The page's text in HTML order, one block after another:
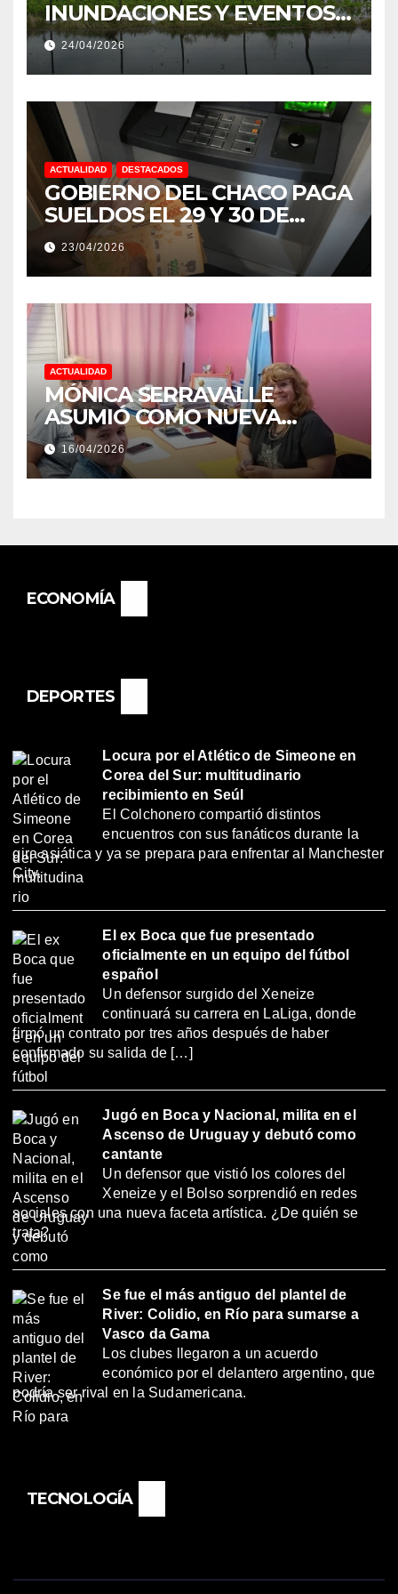
INUNDACIONES Y EVENTOS
EXTREMOS: “PODRÍA SER UN
NIÑO MUY IMPORTANTE”
24/04/2026
ACTUALIDAD DESTACADOS
GOBIERNO DEL CHACO PAGA
SUELDOS EL 29 Y 30 DE
ABRIL, CON EL 2% DE
AUMENTO
23/04/2026
ACTUALIDAD
MÓNICA SERRAVALLE
ASUMIÓ COMO NUEVA
DIRECTORA DEL E.E.S. N° 82
«RENÉ FAVALORO» DE
BASAIL.
16/04/2026
ECONOMÍA
DEPORTES
Locura por el Atlético de Simeone en
Corea del Sur: multitudinario
recibimiento en Seúl
El Colchonero compartió distintos
encuentros con sus fanáticos durante la
gira asiática y ya se prepara para enfrentar al Manchester
City.
El ex Boca que fue presentado
oficialmente en un equipo del fútbol
español
Un defensor surgido del Xeneize
continuará su carrera en LaLiga, donde
firmó un contrato por tres años después de haber
confirmado su salida de […]
Jugó en Boca y Nacional, milita en el
Ascenso de Uruguay y debutó como
cantante
Un defensor que vistió los colores del
Xeneize y el Bolso sorprendió en redes
sociales con una nueva faceta artística. ¿De quién se
trata?
Se fue el más antiguo del plantel de
River: Colidio, en Río para sumarse a
Vasco da Gama
Los clubes llegaron a un acuerdo
económico por el delantero argentino, que
podría ser rival en la Sudamericana.
TECNOLOGÍA